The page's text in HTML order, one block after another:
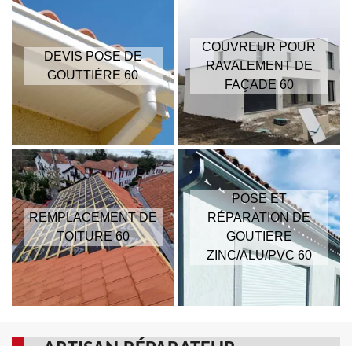
DEVIS POSE DE
GOUTTIÈRE 60
COUVREUR POUR
RAVALEMENT DE
FAÇADE 60
REMPLACEMENT DE
TOITURE 60
POSE ET
RÉPARATION DE
GOUTIERE
ZINC/ALU/PVC 60